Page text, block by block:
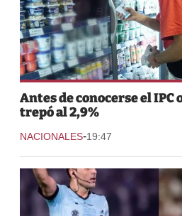
Antes de conocerse el IPC
trepó al 2,9%
NACIONALES-19:47